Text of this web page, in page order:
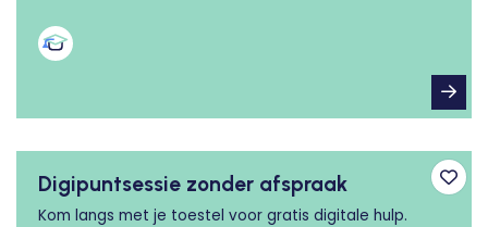
Digipuntsessie zonder afspraak
Kom langs met je toestel voor gratis digitale hulp.